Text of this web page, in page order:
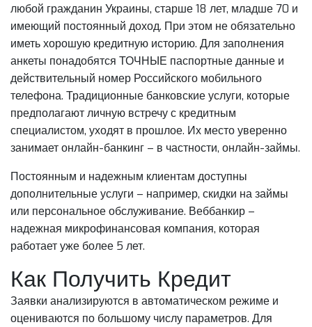
любой гражданин Украины, старше 18 лет, младше 70 и
имеющий постоянный доход. При этом не обязательно
иметь хорошую кредитную историю. Для заполнения
анкеты понадобятся ТОЧНЫЕ паспортные данные и
действительный номер Российского мобильного
телефона. Традиционные банковские услуги, которые
предполагают личную встречу с кредитным
специалистом, уходят в прошлое. Их место уверенно
занимает онлайн-банкинг – в частности, онлайн-займы.
Постоянным и надежным клиентам доступны
дополнительные услуги – например, скидки на займы
или персональное обслуживание. Веббанкир –
надежная микрофинансовая компания, которая
работает уже более 5 лет.
Как Получить Кредит
Заявки анализируются в автоматическом режиме и
оцениваются по большому числу параметров. Для